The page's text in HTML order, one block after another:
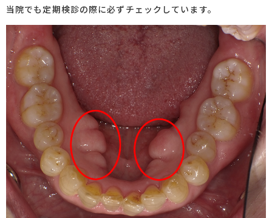
当院でも定期検診の際に必ずチェックしています。